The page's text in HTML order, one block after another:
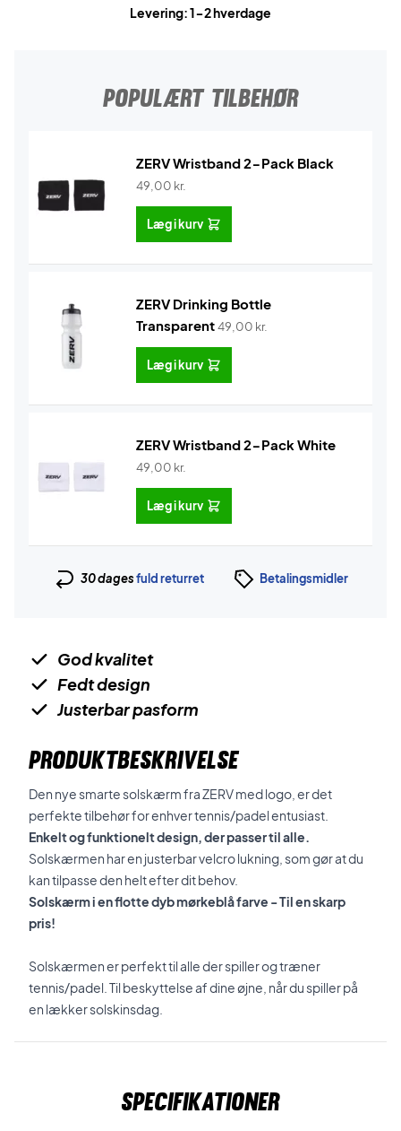
Levering: 1-2 hverdage
POPULÆRT TILBEHØR
ZERV Wristband 2-Pack Black
49,00 kr.
Læg i kurv
ZERV Drinking Bottle
Transparent49,00 kr.
Læg i kurv
ZERV Wristband 2-Pack White
49,00 kr.
Læg i kurv
30 dagesfuld returret Betalingsmidler
God kvalitet
Fedt design
Justerbar pasform
PRODUKTBESKRIVELSE
Den nye smarte solskærm fra ZERV med logo, er det
perfekte tilbehør for enhver tennis/padel entusiast.
Enkelt og funktionelt design, der passer til alle.
Solskærmen har en justerbar velcro lukning, som gør at du
kan tilpasse den helt efter dit behov.
Solskærm i en flotte dyb mørkeblå farve - Til en skarp
pris!
Solskærmen er perfekt til alle der spiller og træner
tennis/padel. Til beskyttelse af dine øjne, når du spiller på
en lækker solskinsdag.
Specifikationer